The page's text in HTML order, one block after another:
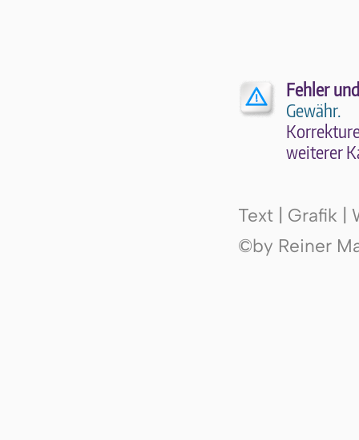
Fehler
Gewähr.
wei­te­rer
Text | Grafik |
©by Reiner